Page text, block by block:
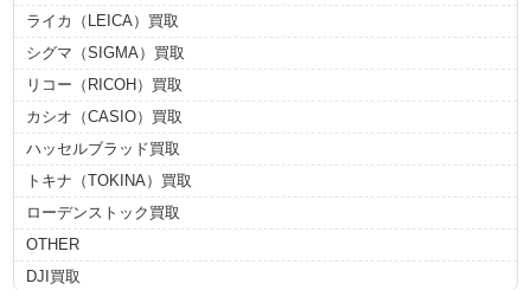
ライカ（LEICA）買取
シグマ（SIGMA）買取
リコー（RICOH）買取
カシオ（CASIO）買取
ハッセルブラッド買取
トキナ（TOKINA）買取
ローデンストック買取
OTHER
DJI買取